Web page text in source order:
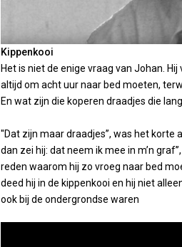
Kippenkooi
Het is niet de enige vraag van Johan.
altijd om acht uur naar bed moeten,
En wat zijn die koperen draadjes die
''Dat zijn maar draadjes’’, was het
dan zei hij: dat neem ik mee in m’n
reden waarom hij zo vroeg naar bed
deed hij in de kippenkooi en hij niet
ook bij de ondergrondse waren